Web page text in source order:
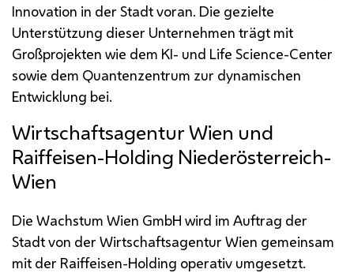
Innovation in der Stadt voran. Die gezielte
Unterstützung dieser Unternehmen trägt mit
Großprojekten wie dem KI- und Life Science-Center
sowie dem Quantenzentrum zur dynamischen
Entwicklung bei.
Wirtschaftsagentur Wien und
Raiffeisen-Holding Niederösterreich-
Wien
Die Wachstum Wien GmbH wird im Auftrag der
Stadt von der Wirtschaftsagentur Wien gemeinsam
mit der Raiffeisen-Holding operativ umgesetzt.